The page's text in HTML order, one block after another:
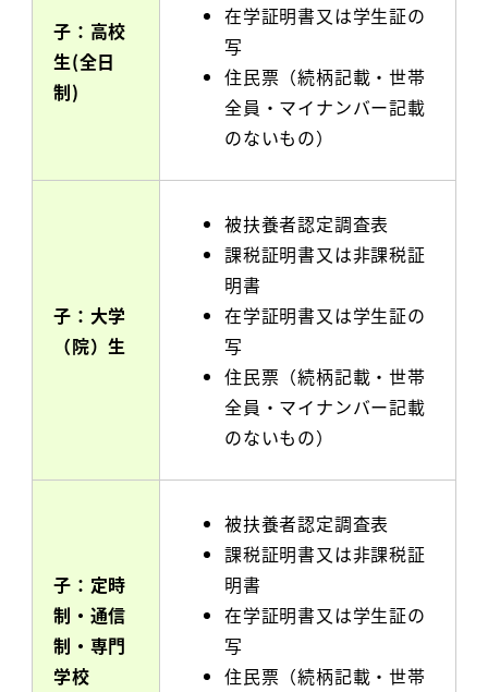
子：高校
生(全日
制)
在学証明書又は学生証の
写
住民票（続柄記載・世帯
全員・マイナンバー記載
のないもの）
子：大学
（院）生
被扶養者認定調査表
課税証明書又は非課税証
明書
在学証明書又は学生証の
写
住民票（続柄記載・世帯
全員・マイナンバー記載
のないもの）
子：定時
制・通信
制・専門
学校
被扶養者認定調査表
課税証明書又は非課税証
明書
在学証明書又は学生証の
写
住民票（続柄記載・世帯